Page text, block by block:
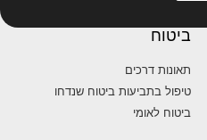
ביטוח
תאונות דרכים
טיפול בתביעות ביטוח שנדחו
ביטוח לאומי